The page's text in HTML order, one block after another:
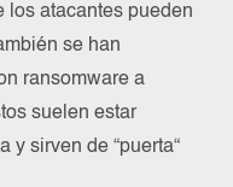
los atacantes pueden
se han
ransomware a
suelen estar
y sirven de “puerta“